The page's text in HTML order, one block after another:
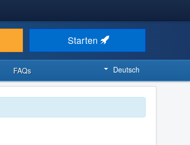
Starten
FAQs Deutsch